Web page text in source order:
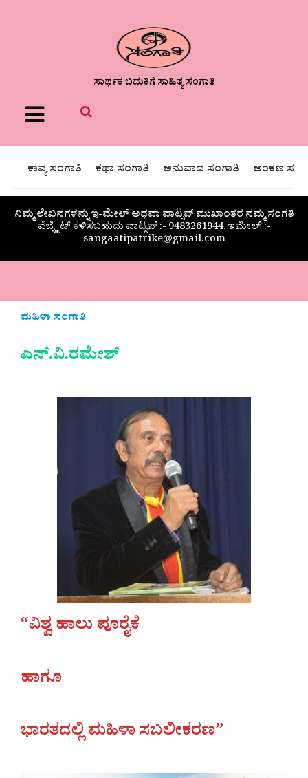
ಸಾರ್ಥಕ ಬದುಕಿಗೆ ಸಾಹಿತ್ಯ ಸಂಗಾತಿ
Menu
ಕಾವ್ಯ ಸಂಗಾತಿ ಕಥಾ ಸಂಗಾತಿ ಅನುವಾದ ಸಂಗಾತಿ ಅಂಕಣ
ನಿಮ್ಮ ಲೇಖನಗಳನ್ನು ಇ-ಮೇಲ್ ಅಥವಾ ವಾಟ್ಸಪ್ ಮುಖಾಂತರ ನಮ್ಮ ಸಂಗತಿ
ವೆಬ್ಸೈಟ್ ಕಳಿಸಬಹುದು ವಾಟ್ಸಪ್‌ :- 9483261944, ಇಮೇಲ್ :-
sangaatipatrike@gmail.com
ಮಹಿಳಾ ಸಂಗಾತಿ
ಎನ್.ವಿ.ರಮೇಶ್
“ವಿಶ್ವ ಹಾಲು ಪೂರೈಕೆ
ಹಾಗೂ
ಭಾರತದಲ್ಲಿ ಮಹಿಳಾ ಸಬಲೀಕರಣ”